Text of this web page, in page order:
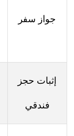
جواز سفر
إثبات حجز
فندقي